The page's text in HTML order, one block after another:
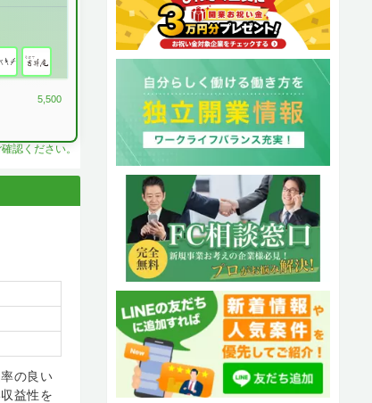
5,500
認ください。
の良い
益性を